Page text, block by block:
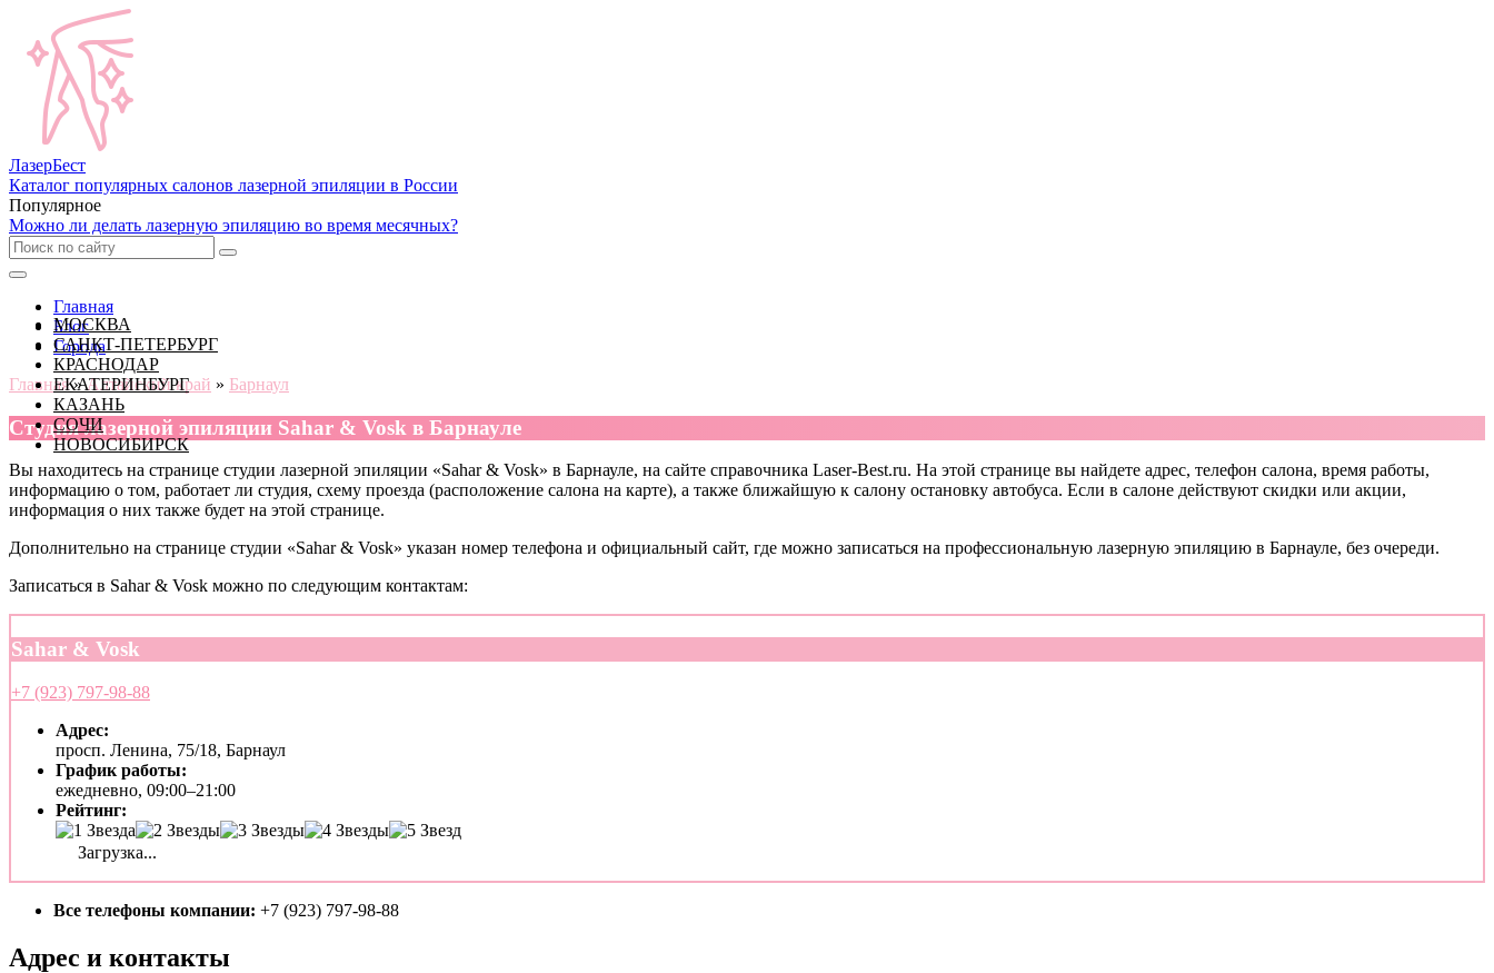
ЛазерБест
Каталог популярных салонов лазерной эпиляции в России
Популярное
Можно ли делать лазерную эпиляцию во время месячных?
МОСКВА
САНКТ-ПЕТЕРБУРГ
КРАСНОДАР
ЕКАТЕРИНБУРГ
КАЗАНЬ
СОЧИ
НОВОСИБИРСК
Главная
Блог
Города
Главная » Алтайский край » Барнаул
Cтудия лазерной эпиляции Sahar & Vosk в Барнауле
Вы находитесь на странице студии лазерной эпиляции «Sahar & Vosk» в Барнауле, на сайте справочника Laser-Best.ru. На этой странице вы найдете адрес, телефон салона, время работы,
информацию о том, работает ли студия, схему проезда (расположение салона на карте), а также ближайшую к салону остановку автобуса. Если в салоне действуют скидки или акции,
информация о них также будет на этой странице.
Дополнительно на странице студии «Sahar & Vosk» указан номер телефона и официальный сайт, где можно записаться на профессиональную лазерную эпиляцию в Барнауле, без очереди.
Записаться в Sahar & Vosk можно по следующим контактам:
Sahar & Vosk
+7 (923) 797-98-88
Адрес:
просп. Ленина, 75/18, Барнаул
График работы:
ежедневно, 09:00–21:00
Рейтинг:
Загрузка...
Все телефоны компании: +7 (923) 797-98-88
Адрес и контакты